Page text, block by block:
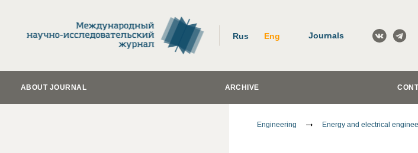
Rus Eng Journals
ABOUT JOURNAL ARCHIVE
Engineering Energy and electrical